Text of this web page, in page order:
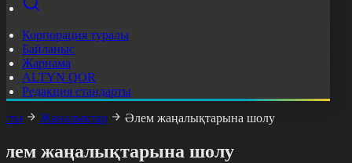
Корпорация туралы
Байланыс
Жарнама
ALTYN QOR
Редакция стандарты
Жаңалықтар Әлем жаңалықтарына шолу
жаңалықтарына шолу